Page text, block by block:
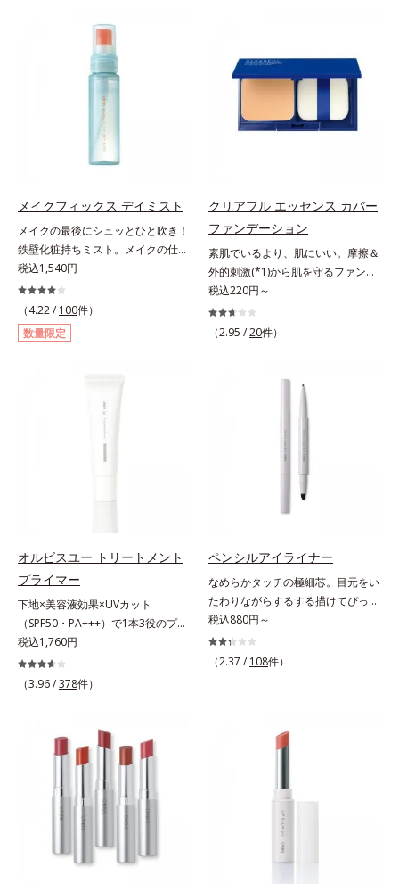
なお客様の声から誕生した、軽やか
なのにピタッと密着し、肌悩み
を“つるん”と隠すリキッドファンデ
ーションです。年齢とともに増えて
いくお悩みを自然に隠しつつも、ま
るで“素肌美人”に見える仕上がりを
叶えるのは、微細で均一なカバー粉
体(*1)が大きさの異なる毛穴にも隙
にダマ防止の特殊コーティングを施
すことで、カバー粉体は薄く・均一
に凹凸へフィット。毛穴や色ムラを
カバーしながら自然な仕上がりを叶
えます。また、ファンデーションを
つけている間に保湿成分が肌へ浸透
(*2)するスキンコンディショニング
セラム設計(*3)を採用。肌に触れた
うな透明感とツヤを生み出すこと
で、“つるん”とした光のヴェールを
まとったような仕上がりに。*1 ス
キンフィットカラー成分（酸化チタ
ン、酸化鉄、ステアロイルグルタミ
成分(*5)も配合。しっとり感をキー
プし、ぷるんとした唇に。さっとひ
と塗りするだけで、くすみやすい大
人の肌に血色感を与え、唇を自然に
クワラン、ヒアルロン酸Na、加水
分解コラーゲン
メイクフィックス デイミスト
メイクの最後にシュッとひと吹き！
鉄壁化粧持ちミスト。メイクの仕上
げにシュッとひと吹き。肌とメイク
の密着感をピタッと高め、メイクく
ずれを防ぎ、化粧持ちをアップさせ
るミストタイプの化粧水です。くず
れ防止成分(*1)を含む層と美容成分
振って混ぜると、美容成分がくずれ
防止成分を包み込み、メイクの上に
ピタッと密着。くずれ防止成分が
汗・水・皮脂をはじきながら、美容
ぎます。*1 トリメチルシロキシケ
イ酸、ジメチコン配合＝汗や水、皮
脂をはじき、メイクくずれを防ぐ成
分*2 オリーブ葉エキス、ゴレンシ
葉エキス、加水分解ヒアルロン酸、
異性化糖配合＝保湿成分【ご使用方
法】2層タイプなので、必ず容器を
よく振ってからお使いください。メ
イクの仕上げに、顔から20cm程度
シュが目安）ミストを塗布後、肌に
触れずに乾くまでそのままお待ちく
税込1,540円
（4.22 / 100件）
数量限定
クリアフル エッセンス カバー
ファンデーション
素肌でいるより、肌にいい。摩擦＆
外的刺激(*1)から肌を守るファンデ
ーション。肌荒れやニキビがある
と、ファンデーションを塗っていい
か悩むもの。とはいえ、素肌のまま
れしやすい、ニキビができやすい人
こそ、肌負担が少ない低刺激設計の
ファンデーションで守るのがベス
ト。「クリアフル エッセンス カバ
ー ファンデーション」は紫外線吸
収剤不使用のうえ、敏感肌対象パッ
チテスト済(*2)、ノンコメドジェニ
ックテスト済(*3)で、とことん肌の
に包まれた水分保持力の高い粉体や
肌をいたわる保湿成分をたっぷり配
合しました。肌にやさしいだけでな
く、毛穴や凸凹、赤みをカバーし
て、自然な陶器肌を叶えます。*1
乾燥など*2 すべての人に皮膚刺激
税込220円～
（2.95 /20件）
オルビスユー トリートメント
プライマー
下地×美容液効果×UVカット
（SPF50・PA+++）で1本3役のプラ
イマー。凹凸をつるんとなめらかに
(*1)整え、化粧ノリUPの高機能化粧
下地。“塗るたび高まる、素肌の美
る小ジワをカバーしてハリ肌に整え
る高機能化粧下地毛穴や小ジワの凹
ンケア発想の化粧下地です。保湿成
分が肌全層(*2)に働きかけて、肌の
うるおいをグンとアップ＆リッチな
クリームのようにぴたっと密着。乾
燥による小ジワを目立たなく(*1)
税込1,760円
（3.96 /378件）
ペンシルアイライナー
なめらかタッチの極細芯。目元をい
たわりながらするする描けてぴった
り密着。するする描けてぴったり密
着。なめらかタッチの極細芯アイラ
イナーです。繊細な目のキワにも優
ラスできます。アイラインを描いた
後に、後ろに付いているチップでま
ぱっちりと際立つナチュラルな目元
く、美しい仕上がりを長時間キー
プ。目元ケア成分(*)で目元の負担も
軽減します。※中身を取り替えられ
るリフィルをご用意しています。*
税込880円～
（2.37 / 108件）